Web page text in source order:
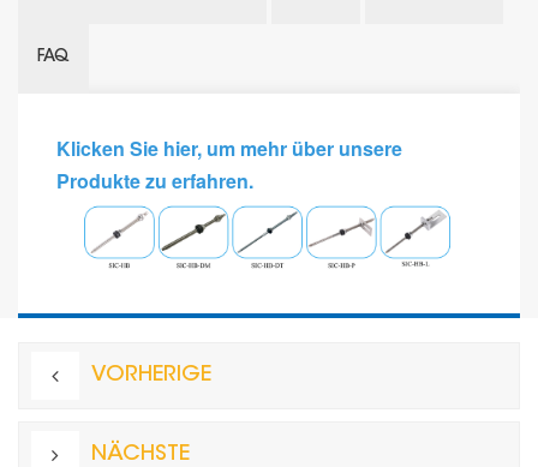
FAQ
Klicken Sie hier, um mehr über unsere
Produkte zu erfahren.
VORHERIGE
NÄCHSTE